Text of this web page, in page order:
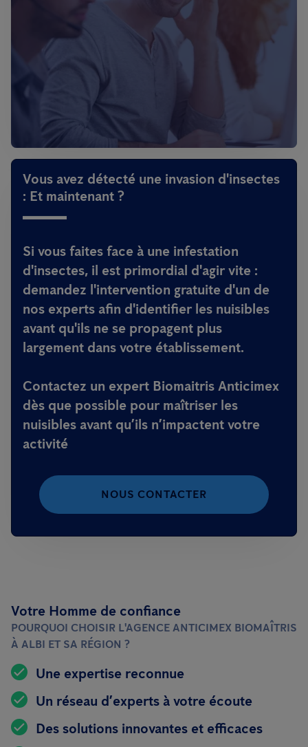
Vous avez détecté une invasion d'insectes
: Et maintenant ?
Si vous faites face à une infestation
d'insectes, il est primordial d'agir vite :
demandez l'intervention gratuite d'un de
nos experts afin d'identifier les nuisibles
avant qu'ils ne se propagent plus
largement dans votre établissement.
Contactez un expert Biomaitris Anticimex
dès que possible pour maîtriser les
nuisibles avant qu’ils n’impactent votre
activité
NOUS CONTACTER
Votre Homme de confiance
POURQUOI CHOISIR L'AGENCE ANTICIMEX BIOMAÎTRIS
À ALBI ET SA RÉGION ?
Une expertise reconnue
Un réseau d’experts à votre écoute
Des solutions innovantes et efficaces